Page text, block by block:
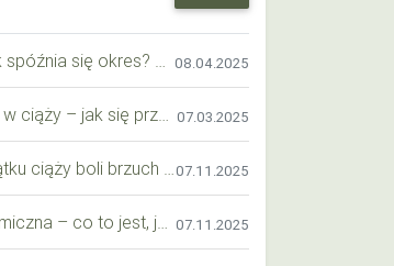
08.04.2025
07.03.2025
07.11.2025
07.11.2025